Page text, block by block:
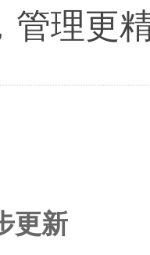
管理更
更新